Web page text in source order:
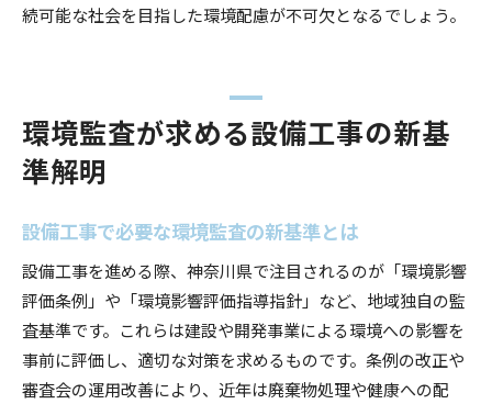
続可能な社会を目指した環境配慮が不可欠となるでしょう。
環境監査が求める設備工事の新基
準解明
設備工事で必要な環境監査の新基準とは
設備工事を進める際、神奈川県で注目されるのが「環境影響
評価条例」や「環境影響評価指導指針」など、地域独自の監
査基準です。これらは建設や開発事業による環境への影響を
事前に評価し、適切な対策を求めるものです。条例の改正や
審査会の運用改善により、近年は廃棄物処理や健康への配